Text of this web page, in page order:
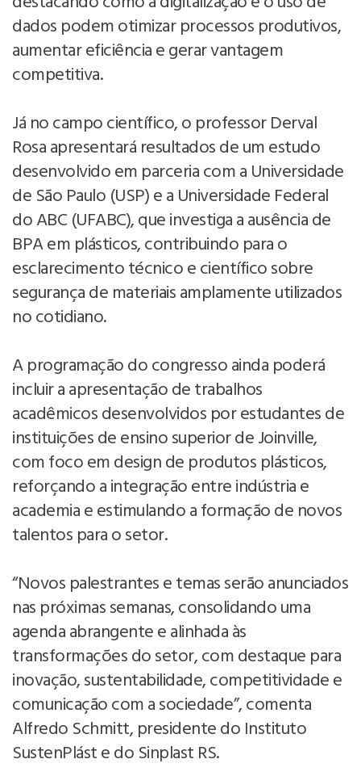
dados podem otimizar processos produtivos,
aumentar eficiência e gerar vantagem
competitiva.
Já no campo científico, o professor Derval
Rosa apresentará resultados de um estudo
desenvolvido em parceria com a Universidade
de São Paulo (USP) e a Universidade Federal
do ABC (UFABC), que investiga a ausência de
BPA em plásticos, contribuindo para o
esclarecimento técnico e científico sobre
segurança de materiais amplamente utilizados
no cotidiano.
A programação do congresso ainda poderá
incluir a apresentação de trabalhos
acadêmicos desenvolvidos por estudantes de
instituições de ensino superior de Joinville,
com foco em design de produtos plásticos,
reforçando a integração entre indústria e
academia e estimulando a formação de novos
talentos para o setor.
“Novos palestrantes e temas serão anunciados
nas próximas semanas, consolidando uma
agenda abrangente e alinhada às
transformações do setor, com destaque para
inovação, sustentabilidade, competitividade e
comunicação com a sociedade”, comenta
Alfredo Schmitt, presidente do Instituto
SustenPlást e do Sinplast RS.